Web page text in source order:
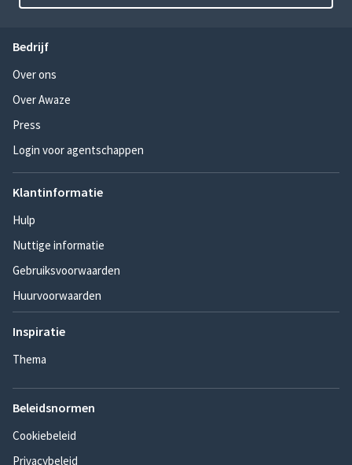
Bedrijf
Over ons
Over Awaze
Press
Login voor agentschappen
Klantinformatie
Hulp
Nuttige informatie
Gebruiksvoorwaarden
Huurvoorwaarden
Inspiratie
Thema
Beleidsnormen
Cookiebeleid
Privacybeleid